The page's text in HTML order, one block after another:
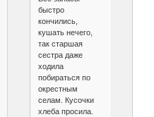
быстро
кончились,
кушать нечего,
так старшая
сестра даже
ходила
побираться по
окрестным
селам. Кусочки
хлеба просила.